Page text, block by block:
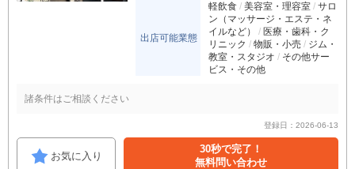
出店可能業態
軽飲食 美容室・理容室
サロ
ン（マッサージ・エステ・ネ
イルなど）
医療・歯科・ク
リニック
物販・小売
ジム・
教室・スタジオ
その他サー
ビス・その他
諸条件はご相談ください
登録日：2026-06-13
お気に入り
30秒で完了！
無料問い合わせ